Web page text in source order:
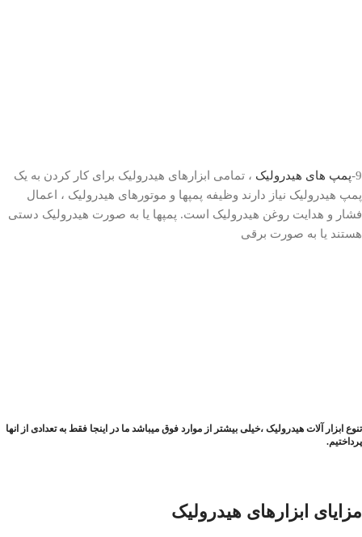
9- پمپ های هیدرولیک ، تمامی ابزارهای هیدرولیک برای کار کردن به یک
پمپ هیدرولیک نیاز دارند وظیفه پمپها و موتورهای هیدرولیک ، اعمال
فشار و هدایت روغن هیدرولیک است. پمپها یا به صورت هیدرولیک دستی
هستند یا به صورت برقی
تنوع ابزار آلات هیدرولیک ،خیلی بیشتر از موارد فوق میباشد ما در اینجا فقط به تعدادی از انها
پرداختیم.
مزایای ابزارهای هیدرولیک